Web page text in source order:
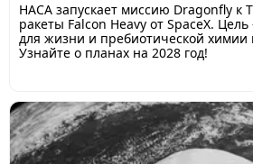
НАСА запускает миссию Dragonfly к
ракеты Falcon Heavy от SpaceX.
для жизни и пребиотической химии
Узнайте о планах на 2028 год!